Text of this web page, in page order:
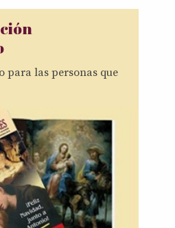
para las personas que